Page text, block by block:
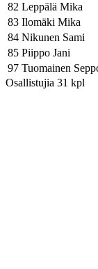
82 Leppälä Mika
83 Ilomäki Mika
84 Nikunen Sami
85 Piippo Jani
97 Tuomainen
Osallistujia 31 kpl